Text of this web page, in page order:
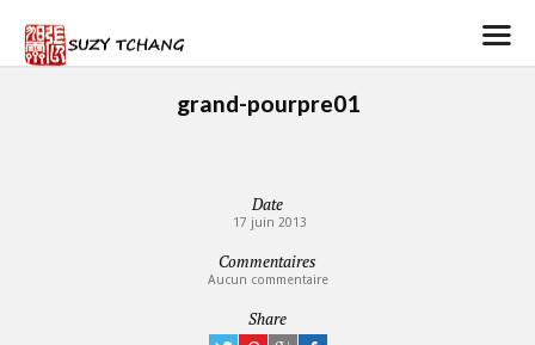
grand-pourpre01
Date
17 juin 2013
Commentaires
Aucun commentaire
Share